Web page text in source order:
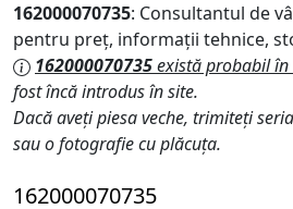
162000070735: Consultantul de
pentru preț, informații tehnice,
162000070735există probabil
fost încă introdus în site.
Dacă aveți piesa veche, trimiteți
sau o fotografie cu plăcuța.
162000070735